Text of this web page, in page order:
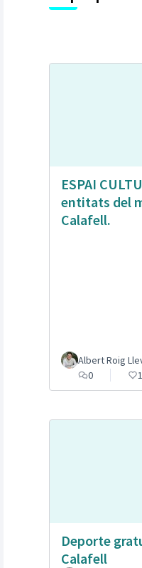
ESPAI
entitats del
Calafell.
Albert Roig
0
Deporte
Calafell